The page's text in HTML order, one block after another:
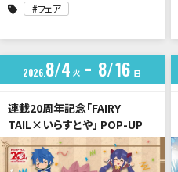
フェア
2026 8 4 火 8 16 日
連載20周年記念「FAIRY
TAIL×いらすとや」 POP-UP